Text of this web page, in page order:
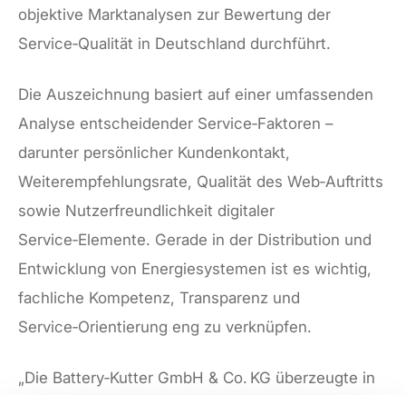
objektive Marktanalysen zur Bewertung der
Service‑Qualität in Deutschland durchführt.
Die Auszeichnung basiert auf einer umfassenden
Analyse entscheidender Service‑Faktoren –
darunter persönlicher Kundenkontakt,
Weiterempfehlungsrate, Qualität des Web‑Auftritts
sowie Nutzerfreundlichkeit digitaler
Service‑Elemente. Gerade in der Distribution und
Entwicklung von Energiesystemen ist es wichtig,
fachliche Kompetenz, Transparenz und
Service‑Orientierung eng zu verknüpfen.
„Die Battery‑Kutter GmbH & Co. KG überzeugte in